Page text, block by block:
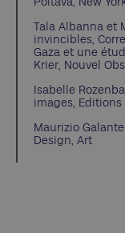
Tala Albanna et
invincibles,
Gaza et une
Krier, Nouvel
Isabelle
images, Editions
Maurizio
Design, Art